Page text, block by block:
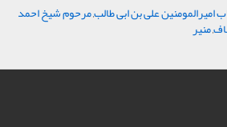
امیرالمومنین علی بن ابی طالب,مرحوم شیخ احمد
,منیر